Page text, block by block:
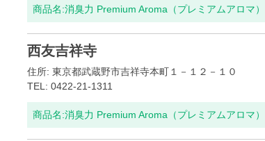
商品名:消臭力 Premium Aroma（プレミアムアロマ
西友吉祥寺
住所: 東京都武蔵野市吉祥寺本町１－１２－１０
TEL: 0422-21-1311
商品名:消臭力 Premium Aroma（プレミアムアロマ